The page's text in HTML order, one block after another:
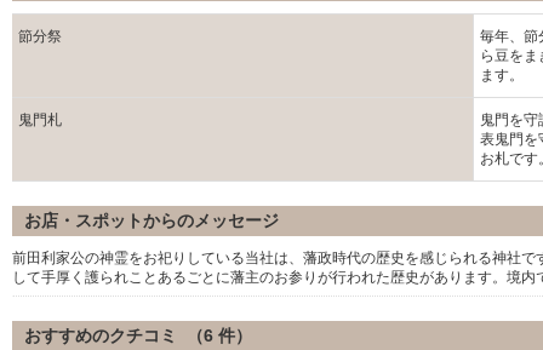
節分祭
毎年、節
ら豆を
ます。
鬼門札
鬼門を
表鬼門を
お札です
お店・スポットからのメッセージ
前田利家公の神霊をお祀りしている当社は、藩政時代の歴史を感じられる神社
して手厚く護られことあるごとに藩主のお参りが行われた歴史があります。境
おすすめのクチコミ （6 件）